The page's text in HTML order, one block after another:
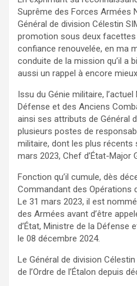
Suprême des Forces Armées
Général de division Célestin
promotion sous deux facettes
confiance renouvelée, en ma
conduite de la mission qu’il a
aussi un rappel à encore
Issu du Génie militaire,
Défense et des Anciens
ainsi ses attributs de Général
plusieurs postes de
militaire, dont les plus récents
mars 2023, Chef d’État-Major
Fonction qu’il cumule, dès
Commandant des Opérations
Le 31 mars 2023, il est
des Armées avant d’être
d’État, Ministre de la Défense
le 08 décembre 2024.
Le Général de division
de l’Ordre de l’Étalon depuis